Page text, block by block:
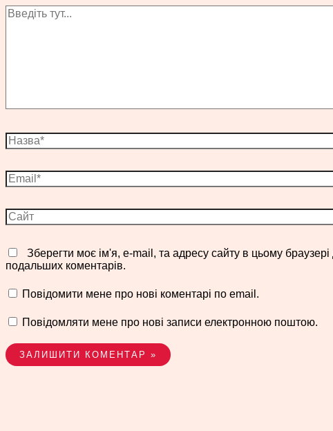
Введіть
Назва*
Email*
Сайт
Зберегти моє ім'я, e-mail, та адресу сайту в цьому браузері
подальших коментарів.
Повідомити мене про нові коментарі по email.
Повідомляти мене про нові записи електронною поштою.